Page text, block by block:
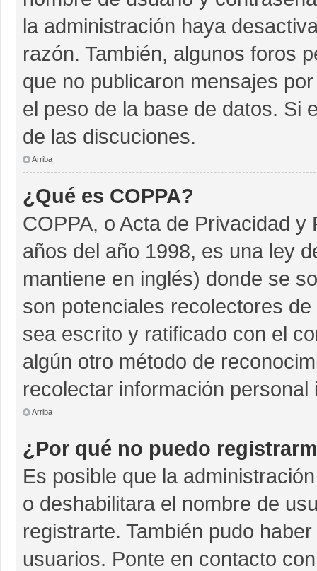
la administración haya
razón. También, algunos foros
que no publicaron mensajes
el peso de la base de datos. Si
de las discuciones.
Arriba
¿Qué es COPPA?
COPPA, o Acta de Privacidad
años del año 1998, es una ley
mantiene en inglés) donde se
son potenciales recolectores
sea escrito y ratificado con el
algún otro método de
recolectar información
Arriba
¿Por qué no puedo
Es posible que la
o deshabilitara el nombre de
registrarte. También pudo
usuarios. Ponte en contacto